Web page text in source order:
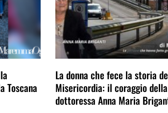
Toscana
La donna che fece la storia
Misericordia: il coraggio della
dottoressa Anna Maria